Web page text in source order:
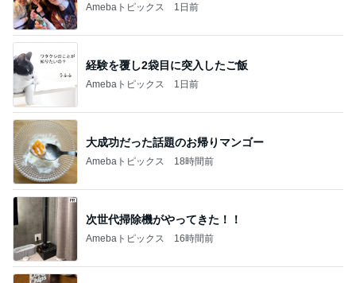
Amebaトピックス 1日前
経験を覆し2袋目に突入したご飯
Amebaトピックス 1日前
大成功だった話題のお帰りマンゴー
Amebaトピックス 18時間前
次世代掃除機がやってきた！！
Amebaトピックス 16時間前